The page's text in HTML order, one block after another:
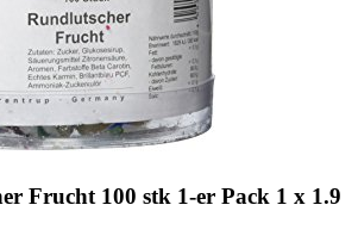
Frucht 100 stk 1-er Pack 1 x 1.9